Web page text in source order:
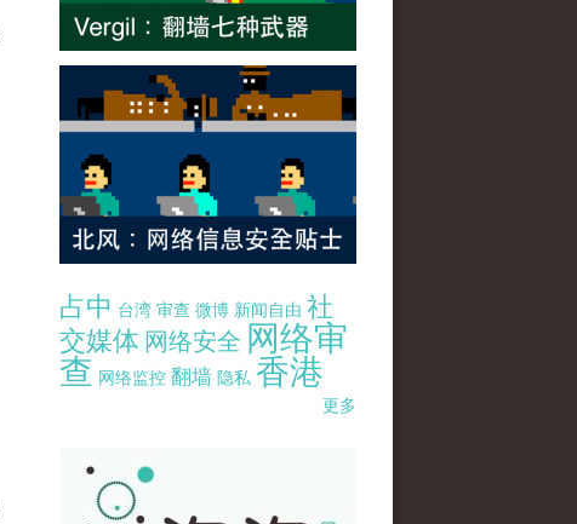
占中 台湾 审查 微博 新闻自由 社
交媒体 网络安全 网络审
查 网络监控 翻墙 隐私 香港
更多
pao-pao-banner-mirror-site-120814.jpg